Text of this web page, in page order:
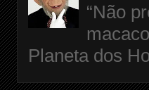
“Não
Planeta dos